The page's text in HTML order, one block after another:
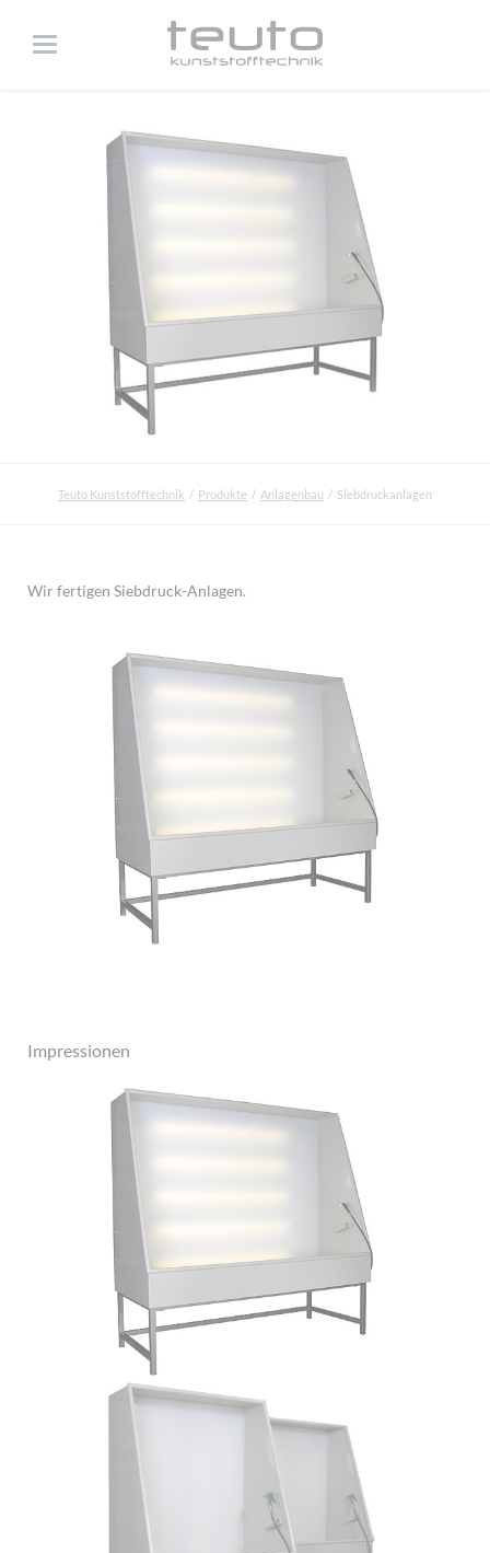
Teuto Kunststofftechnik Produkte Anlagenbau Siebdruckanlagen
Wir fertigen Siebdruck-Anlagen.
Impressionen